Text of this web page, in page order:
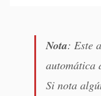
Nota: Este
automática
Si nota